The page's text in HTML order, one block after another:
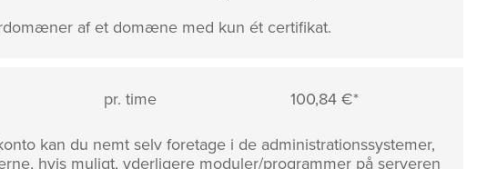
af et domæne med kun ét certifikat.
pr. time 100,84 €*
kan du nemt selv foretage i de administrationssystemer,
hvis muligt, yderligere moduler/programmer på serveren